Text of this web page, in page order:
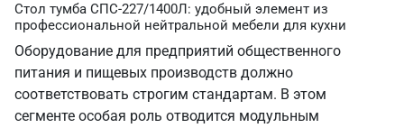
Стол тумба СПС-227/1400Л: удобный элемент из
профессиональной нейтральной мебели для кухни
Оборудование для предприятий общественного
питания и пищевых производств должно
соответствовать строгим стандартам. В этом
сегменте особая роль отводится модульным